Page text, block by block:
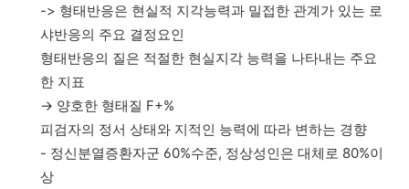
-> 형태반응은 현실적 지각능력과 밀접한 관계가 있는 로
샤반응의 주요 결정요인
형태반응의 질은 적절한 현실지각 능력을 나타내는 주요
한 지표
→ 양호한 형태질 F+%
피검자의 정서 상태와 지적인 능력에 따라 변하는 경향
- 정신분열증환자군 60%수준, 정상성인은 대체로 80%이
상